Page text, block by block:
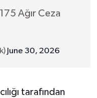
Ağır Ceza
June 30, 2026
tarafından